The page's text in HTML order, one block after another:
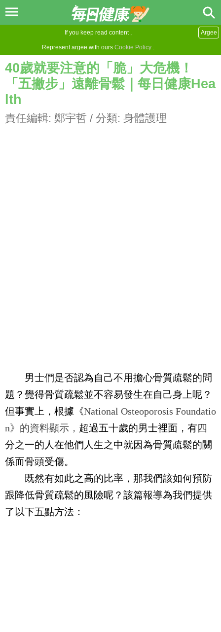
If you keep read content ,
Represent argee with ours Cookie Policy .
Argee
40歲就要注意的「脆」大危機！
「五撇步」遠離骨鬆｜每日健康Hea
lth
責任編輯: 鄭宇哲 / 分類: 身體護理
男士們是否認為自己不用擔心骨質疏鬆的問
題？覺得骨質疏鬆並不容易發生在自己身上呢？
但事實上，根據《National Osteoporosis Foundatio
n》的資料顯示， 超過五十歲的男士裡面，有四
分之一的人在他們人生之中就因為骨質疏鬆的關
係而骨頭受傷。
既然有如此之高的比率，那我們該如何預防
跟降低骨質疏鬆的風險呢？該篇報導為我們提供
了以下五點方法：